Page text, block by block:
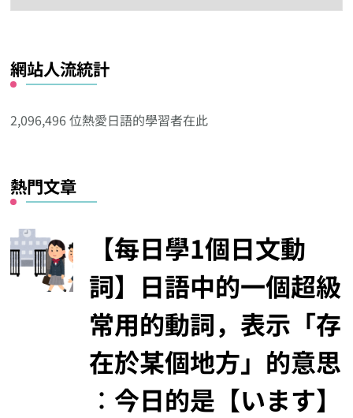
其
他
類
網站人流統計
2,096,496 位熱愛日語的學習者在此
熱門文章
【每日學1個日文動
詞】日語中的一個超級
常用的動詞，表示「存
在於某個地方」的意思
︰今日的是【います】